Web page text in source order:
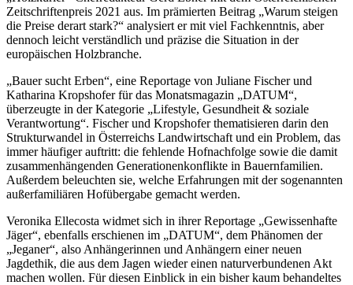
Zeitschriftenpreis 2021 aus. Im prämierten Beitrag „Warum steigen
die Preise derart stark?“ analysiert er mit viel Fachkenntnis, aber
dennoch leicht verständlich und präzise die Situation in der
europäischen Holzbranche.
„Bauer sucht Erben“, eine Reportage von Juliane Fischer und
Katharina Kropshofer für das Monatsmagazin „DATUM“,
überzeugte in der Kategorie „Lifestyle, Gesundheit & soziale
Verantwortung“. Fischer und Kropshofer thematisieren darin den
Strukturwandel in Österreichs Landwirtschaft und ein Problem, das
immer häufiger auftritt: die fehlende Hofnachfolge sowie die damit
zusammenhängenden Generationenkonflikte in Bauernfamilien.
Außerdem beleuchten sie, welche Erfahrungen mit der sogenannten
außerfamiliären Hofübergabe gemacht werden.
Veronika Ellecosta widmet sich in ihrer Reportage „Gewissenhafte
Jäger“, ebenfalls erschienen im „DATUM“, dem Phänomen der
„Jeganer“, also Anhängerinnen und Anhängern einer neuen
Jagdethik, die aus dem Jagen wieder einen naturverbundenen Akt
machen wollen. Für diesen Einblick in ein bisher kaum behandeltes